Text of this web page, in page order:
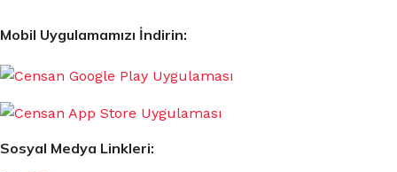
Mobil Uygulamamızı İndirin:
Sosyal Medya Linkleri: